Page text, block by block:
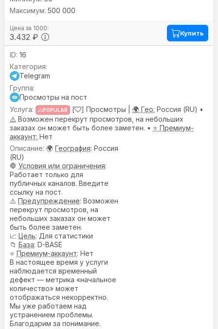
3.432 ₽
500 000
Купить
16
Telegram
Просмотры на пост
POPULAR [ ] Просмотры | 🌍 Гео: Россия (RU) •
⚠️ Возможен перекрут просмотров, на небольших
заказах он может быть более заметен. • ⭐ Премиум-
аккаунт: Нет
🌍 География: Россия
(RU)
🛑 Условия или ограничения:
Работает только для
публичных каналов. Введите
ссылку на пост.
⚠️ Предупреждениe: Возможен
перекрут просмотров, на
небольших заказах он может
быть более заметен.
📈 Цель: Для статистики
📁 База: D-BASE
⭐ Премиум-аккаунт: Нет
В настоящее время у услуги
наблюдается временный
дефект — метрика «начальное
количество» может
отображаться некорректно.
Мы уже работаем над
устранением проблемы.
Благодарим за понимание.